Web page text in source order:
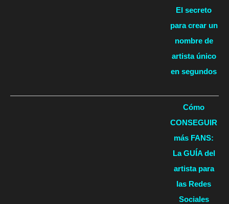
El secreto
para crear un
nombre de
artista único
en segundos
Cómo
CONSEGUIR
más FANS:
La GUÍA del
artista para
las Redes
Sociales